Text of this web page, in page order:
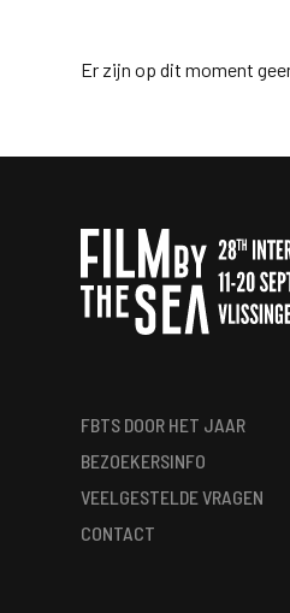
Er zijn op dit moment
FBTS DOOR HET JAAR
BEZOEKERSINFO
VEELGESTELDE VRAGEN
CONTACT